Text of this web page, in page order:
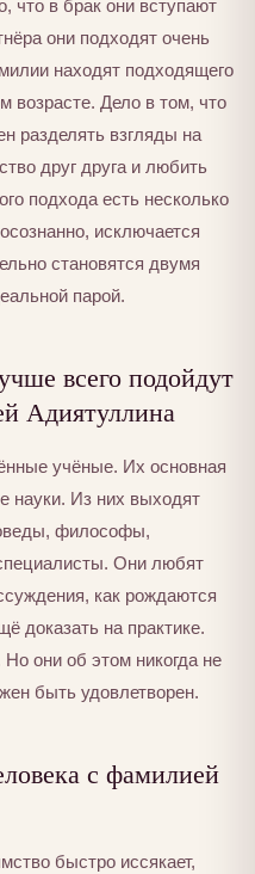
что в брак они вступают
они подходят очень
находят подходящего
возрасте. Дело в том, что
разделять взгляды на
друг друга и любить
подхода есть несколько
исключается
становятся двумя
парой.
всего подойдут
Адиятуллина
учёные. Их основная
науки. Из них выходят
философы,
Они любят
как рождаются
доказать на практике.
они об этом никогда не
быть удовлетворен.
с фамилией
быстро иссякает,